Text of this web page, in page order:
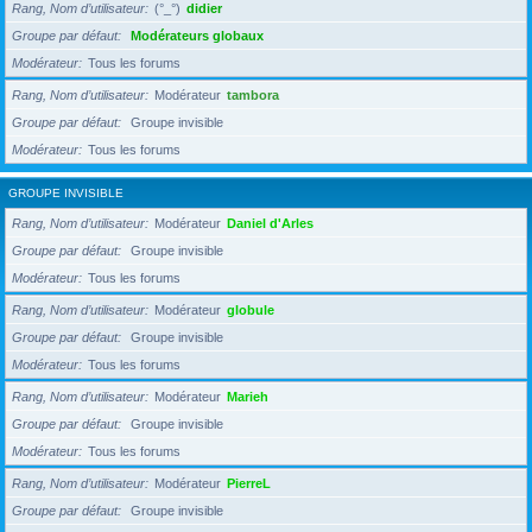
Rang, Nom d’utilisateur (°_°) didier
Groupe par défaut
Modérateurs globaux
Modérateur
Tous les forums
Rang, Nom d’utilisateur Modérateur tambora
Groupe par défaut
Groupe invisible
Modérateur
Tous les forums
GROUPE INVISIBLE
Rang, Nom d’utilisateur Modérateur Daniel d'Arles
Groupe par défaut
Groupe invisible
Modérateur
Tous les forums
Rang, Nom d’utilisateur Modérateur globule
Groupe par défaut
Groupe invisible
Modérateur
Tous les forums
Rang, Nom d’utilisateur Modérateur Marieh
Groupe par défaut
Groupe invisible
Modérateur
Tous les forums
Rang, Nom d’utilisateur Modérateur PierreL
Groupe par défaut
Groupe invisible